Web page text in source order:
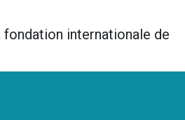
internationale de